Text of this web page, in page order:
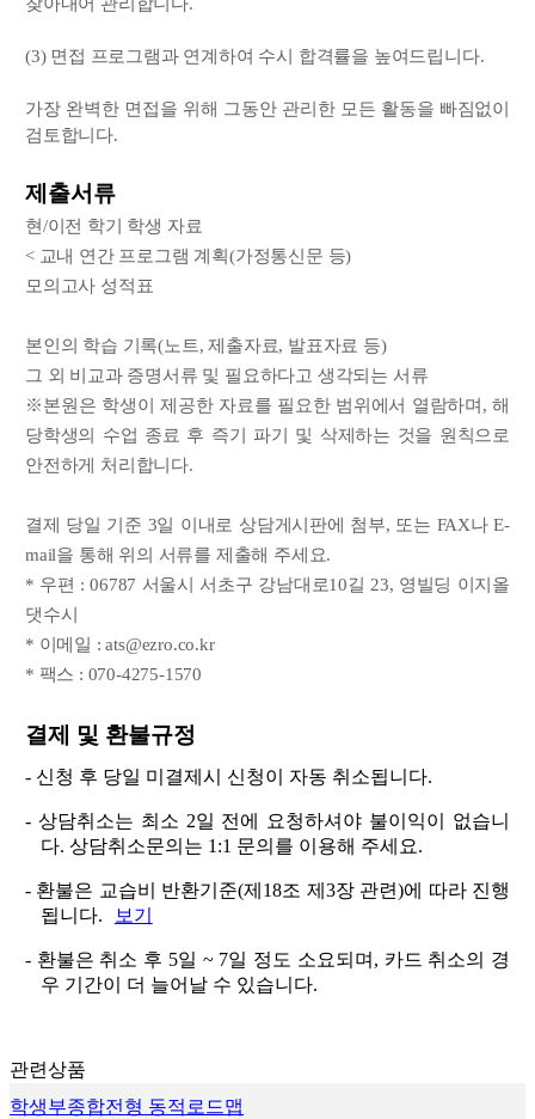
(3) 면접 프로그램과 연계하여 수시 합격률을 높여드립니다.
가장 완벽한 면접을 위해 그동안 관리한 모든 활동을 빠짐없이
검토합니다.
제출서류
현/이전 학기 학생 자료
< 교내 연간 프로그램 계획(가정통신문 등)
모의고사 성적표
본인의 학습 기록(노트, 제출자료, 발표자료 등)
그 외 비교과 증명서류 및 필요하다고 생각되는 서류
※본원은 학생이 제공한 자료를 필요한 범위에서 열람하며, 해
당학생의 수업 종료 후 즉기 파기 및 삭제하는 것을 원칙으로
안전하게 처리합니다.
결제 당일 기준 3일 이내로 상담게시판에 첨부, 또는 FAX나 E-
mail을 통해 위의 서류를 제출해 주세요.
* 우편 : 06787 서울시 서초구 강남대로10길 23, 영빌딩 이지올
댓수시
* 이메일 : ats@ezro.co.kr
* 팩스 : 070-4275-1570
결제 및 환불규정
- 신청 후 당일 미결제시 신청이 자동 취소됩니다.
- 상담취소는 최소 2일 전에 요청하셔야 불이익이 없습니
다. 상담취소문의는 1:1 문의를 이용해 주세요.
- 환불은 교습비 반환기준(제18조 제3장 관련)에 따라 진행
됩니다.
보기
- 환불은 취소 후 5일 ~ 7일 정도 소요되며, 카드 취소의 경
우 기간이 더 늘어날 수 있습니다.
관련상품
학생부종합전형 동적로드맵